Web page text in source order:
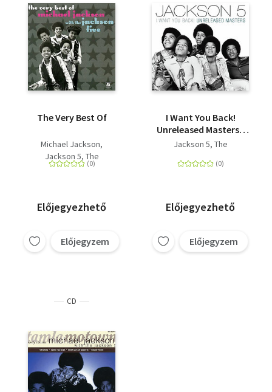
The Very Best Of
Michael Jackson
Jackson 5, The
Előjegyezhető
Előjegyzem
I Want You Back!
Unreleased Masters -
CD
Jackson 5, The
Előjegyezhető
Előjegyzem
CD